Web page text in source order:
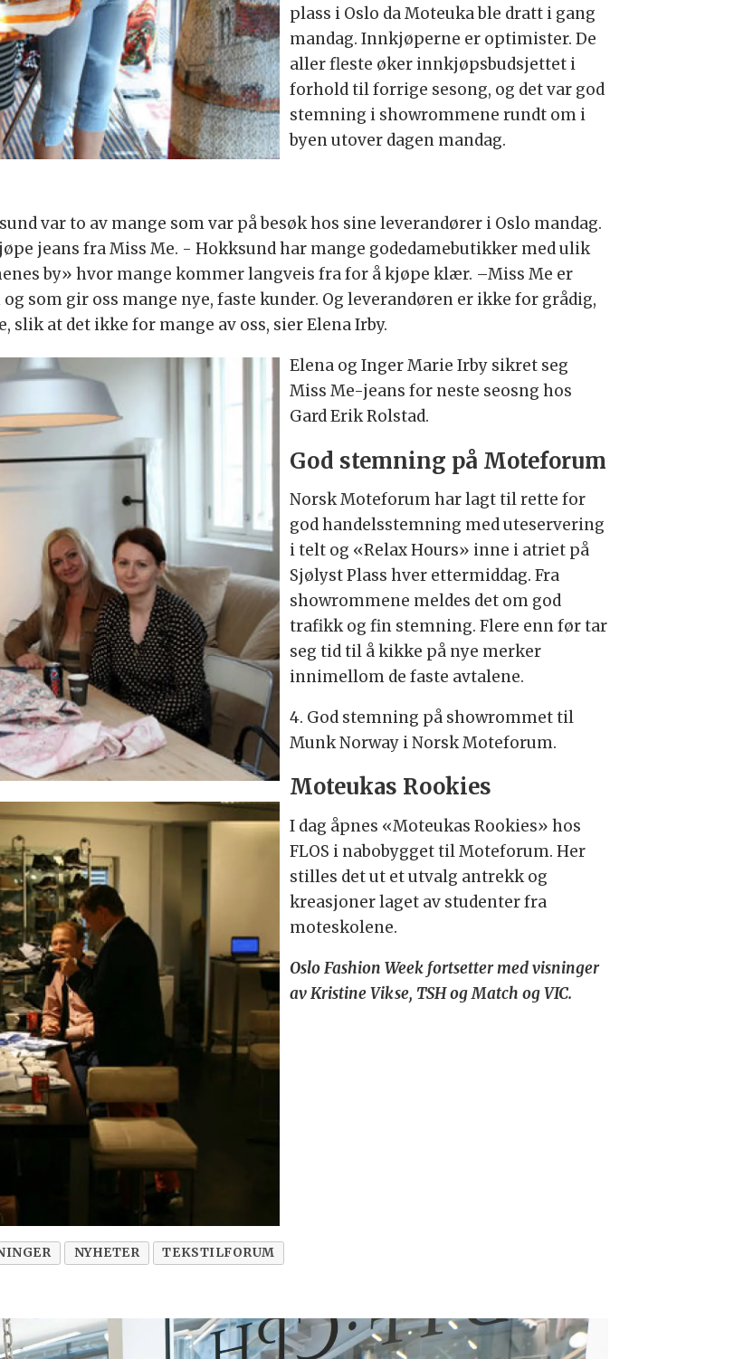
plass i Oslo da Moteuka ble dratt i gang
mandag. Innkjøperne er optimister. De
aller fleste øker innkjøpsbudsjettet i
forhold til forrige sesong, og det var god
stemning i showrommene rundt om i
byen utover dagen mandag.
var to av mange som var på besøk hos sine leverandører i Oslo mandag.
jeans fra Miss Me. - Hokksund har mange godedamebutikker med ulik
by» hvor mange kommer langveis fra for å kjøpe klær. –Miss Me er
som gir oss mange nye, faste kunder. Og leverandøren er ikke for grådig,
at det ikke for mange av oss, sier Elena Irby.
Elena og Inger Marie Irby sikret seg
Miss Me-jeans for neste seosng hos
Gard Erik Rolstad.
God stemning på Moteforum
Norsk Moteforum har lagt til rette for
god handelsstemning med uteservering
i telt og «Relax Hours» inne i atriet på
Sjølyst Plass hver ettermiddag. Fra
showrommene meldes det om god
trafikk og fin stemning. Flere enn før tar
seg tid til å kikke på nye merker
innimellom de faste avtalene.
4. God stemning på showrommet til
Munk Norway i Norsk Moteforum.
Moteukas Rookies
I dag åpnes «Moteukas Rookies» hos
FLOS i nabobygget til Moteforum. Her
stilles det ut et utvalg antrekk og
kreasjoner laget av studenter fra
moteskolene.
Oslo Fashion Week fortsetter med visninger
av Kristine Vikse, TSH og Match og VIC.
NYHETER TEKSTILFORUM